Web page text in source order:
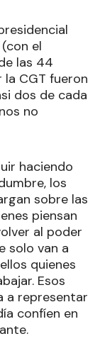
el
las 44
CGT fueron
dos de cada
no
haciendo
los
sobre las
piensan
al poder
solo van a
quienes
Esos
a representar
confíen en